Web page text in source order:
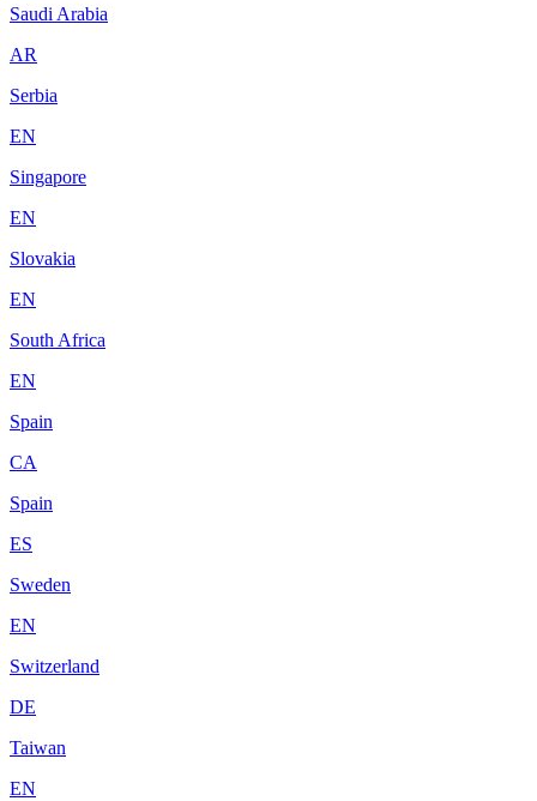
Saudi Arabia
AR
Serbia
EN
Singapore
EN
Slovakia
EN
South Africa
EN
Spain
CA
Spain
ES
Sweden
EN
Switzerland
DE
Taiwan
EN